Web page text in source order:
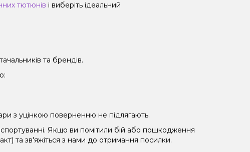
тютюнів і виберіть ідеальний
та брендів.
з уцінкою поверненню не підлягають.
Якщо ви помітили бій або пошкодження
та зв'яжіться з нами до отримання посилки.